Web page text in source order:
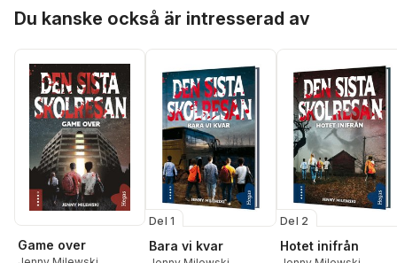
Du kanske också är intresserad av
Game over
Del 1
Bara vi kvar
Del 2
Hotet inifrån